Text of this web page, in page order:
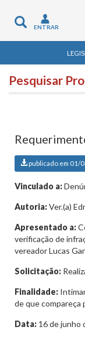
Toggle
navigation
ENTRAR
Pesquisar
publicado em 01/
Vinculado a:
Autoria:Ver.(a)
Apresentado a:
verificação de
vereador Lucas
Solicitação:
Finalidade:
de que compareça
Data: 16 de junho